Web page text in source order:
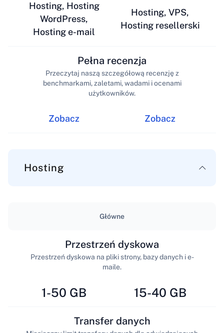
Hosting, Hosting
WordPress,
Hosting e-mail
Hosting, VPS,
Hosting resellerski
Zobacz
Pełna recenzja
Przeczytaj naszą szczegółową recenzję z
benchmarkami, zaletami, wadami i ocenami
użytkowników.
Zobacz
Hosting
Główne
1-50 GB
Przestrzeń dyskowa
Przestrzeń dyskowa na pliki strony, bazy danych i e-
maile.
15-40 GB
Transfer danych